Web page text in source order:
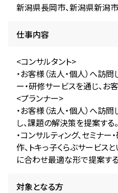
新潟県長岡市、新潟県新潟
仕事内容
<コンサルタント>
・お客様（法人・個人）へ訪問
ー・研修サービスを通じ、お
<プランナー>
・お客様（法人・個人）へ訪
し、課題の解決策を提案する。
・コンサルティング、セミナー
作、トキっ子くらぶサービス
に合わせ最適な形で提案する
対象となる方